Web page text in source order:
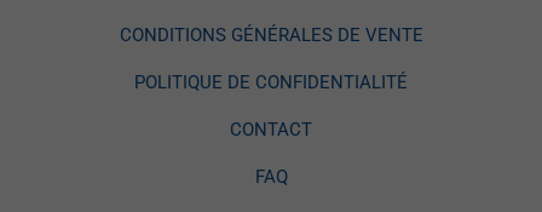
CONDITIONS GÉNÉRALES DE VENTE
POLITIQUE DE CONFIDENTIALITÉ
CONTACT
FAQ